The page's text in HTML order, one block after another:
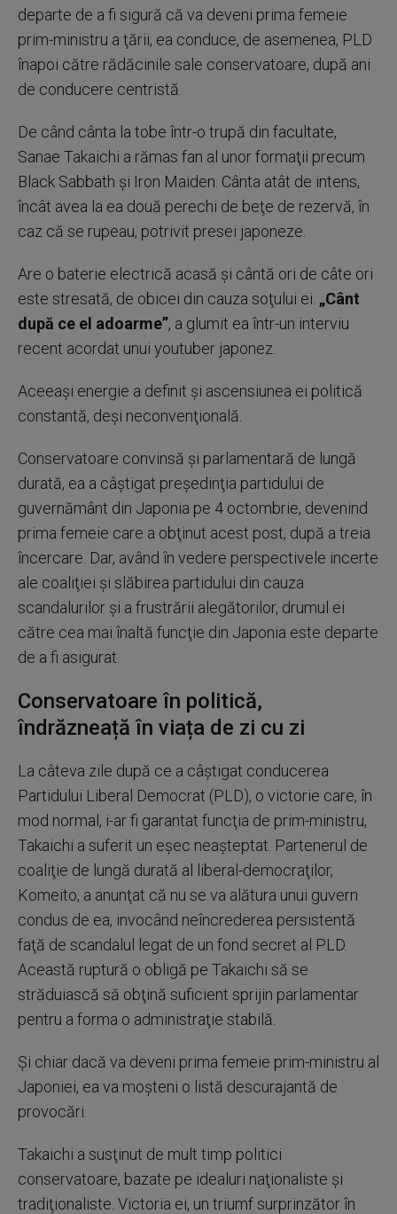
departe de a fi sigură că va deveni prima femeie
prim-ministru a ţării, ea conduce, de asemenea, PLD
înapoi către rădăcinile sale conservatoare, după ani
de conducere centristă.
De când cânta la tobe într-o trupă din facultate,
Sanae Takaichi a rămas fan al unor formaţii precum
Black Sabbath şi Iron Maiden. Cânta atât de intens,
încât avea la ea două perechi de beţe de rezervă, în
caz că se rupeau, potrivit presei japoneze.
Are o baterie electrică acasă şi cântă ori de câte ori
este stresată, de obicei din cauza soţului ei. „Cânt
după ce el adoarme”, a glumit ea într-un interviu
recent acordat unui youtuber japonez.
Aceeaşi energie a definit şi ascensiunea ei politică
constantă, deşi neconvenţională.
Conservatoare convinsă şi parlamentară de lungă
durată, ea a câştigat preşedinţia partidului de
guvernământ din Japonia pe 4 octombrie, devenind
prima femeie care a obţinut acest post, după a treia
încercare. Dar, având în vedere perspectivele incerte
ale coaliţiei şi slăbirea partidului din cauza
scandalurilor şi a frustrării alegătorilor, drumul ei
către cea mai înaltă funcţie din Japonia este departe
de a fi asigurat.
Conservatoare în politică,
îndrăzneață în viața de zi cu zi
La câteva zile după ce a câştigat conducerea
Partidului Liberal Democrat (PLD), o victorie care, în
mod normal, i-ar fi garantat funcţia de prim-ministru,
Takaichi a suferit un eşec neaşteptat. Partenerul de
coaliţie de lungă durată al liberal-democraţilor,
Komeito, a anunţat că nu se va alătura unui guvern
condus de ea, invocând neîncrederea persistentă
faţă de scandalul legat de un fond secret al PLD.
Această ruptură o obligă pe Takaichi să se
străduiască să obţină suficient sprijin parlamentar
pentru a forma o administraţie stabilă.
Şi chiar dacă va deveni prima femeie prim-ministru al
Japoniei, ea va moşteni o listă descurajantă de
provocări.
Takaichi a susţinut de mult timp politici
conservatoare, bazate pe idealuri naţionaliste şi
tradiţionaliste. Victoria ei, un triumf surprinzător în